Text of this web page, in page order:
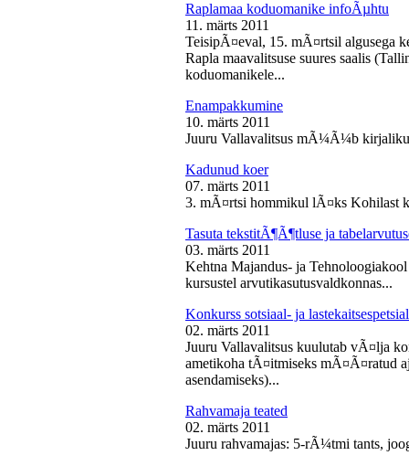
Raplamaa koduomanike infoÃµhtu
11. märts 2011
TeisipÃ¤eval, 15. mÃ¤rtsil algusega
Rapla maavalitsuse suures saalis
koduomanikele...
Enampakkumine
10. märts 2011
Juuru Vallavalitsus mÃ¼Ã¼b kirjaliku
Kadunud koer
07. märts 2011
3. mÃ¤rtsi hommikul lÃ¤ks Kohilast
Tasuta tekstitÃ¶Ã¶tluse ja
03. märts 2011
Kehtna Majandus- ja
kursustel arvutikasutusvaldkonnas...
Konkurss sotsiaal- ja
02. märts 2011
Juuru Vallavalitsus kuulutab vÃ¤lja
ametikoha tÃ¤itmiseks mÃ¤Ã¤ratud
asendamiseks)...
Rahvamaja teated
02. märts 2011
Juuru rahvamajas: 5-rÃ¼tmi tants,